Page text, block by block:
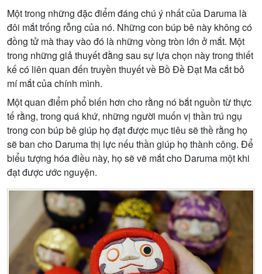
Một trong những đặc điểm đáng chú ý nhất của Daruma là
đôi mắt trống rỗng của nó. Những con búp bê này không có
đồng tử mà thay vào đó là những vòng tròn lớn ở mắt. Một
trong những giả thuyết đằng sau sự lựa chọn này trong thiết
kế có liên quan đến truyền thuyết về Bồ Đề Đạt Ma cắt bỏ
mí mắt của chính mình.
Một quan điểm phổ biến hơn cho rằng nó bắt nguồn từ thực
tế rằng, trong quá khứ, những người muốn vị thần trú ngụ
trong con búp bê giúp họ đạt được mục tiêu sẽ thề rằng họ
sẽ ban cho Daruma thị lực nếu thần giúp họ thành công. Để
biểu tượng hóa điều này, họ sẽ vẽ mắt cho Daruma một khi
đạt được ước nguyện.